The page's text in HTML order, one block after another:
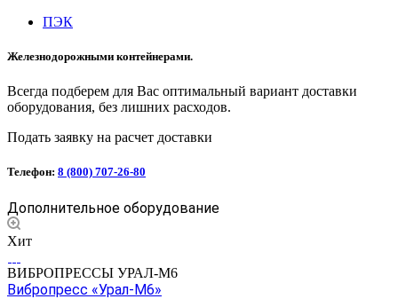
ПЭК
Железнодорожными контейнерами.
Всегда подберем для Вас оптимальный вариант доставки
оборудования, без лишних расходов.
Подать заявку на расчет доставки
Телефон: 8 (800) 707-26-80
Дополнительное оборудование
Хит
ВИБРОПРЕССЫ УРАЛ-М6
Вибропресс «Урал-М6»